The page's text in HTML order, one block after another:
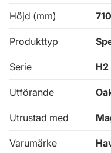
Höjd (mm) 710
Produkttyp
Serie H2
Utförande
Utrustad med
Varumärke